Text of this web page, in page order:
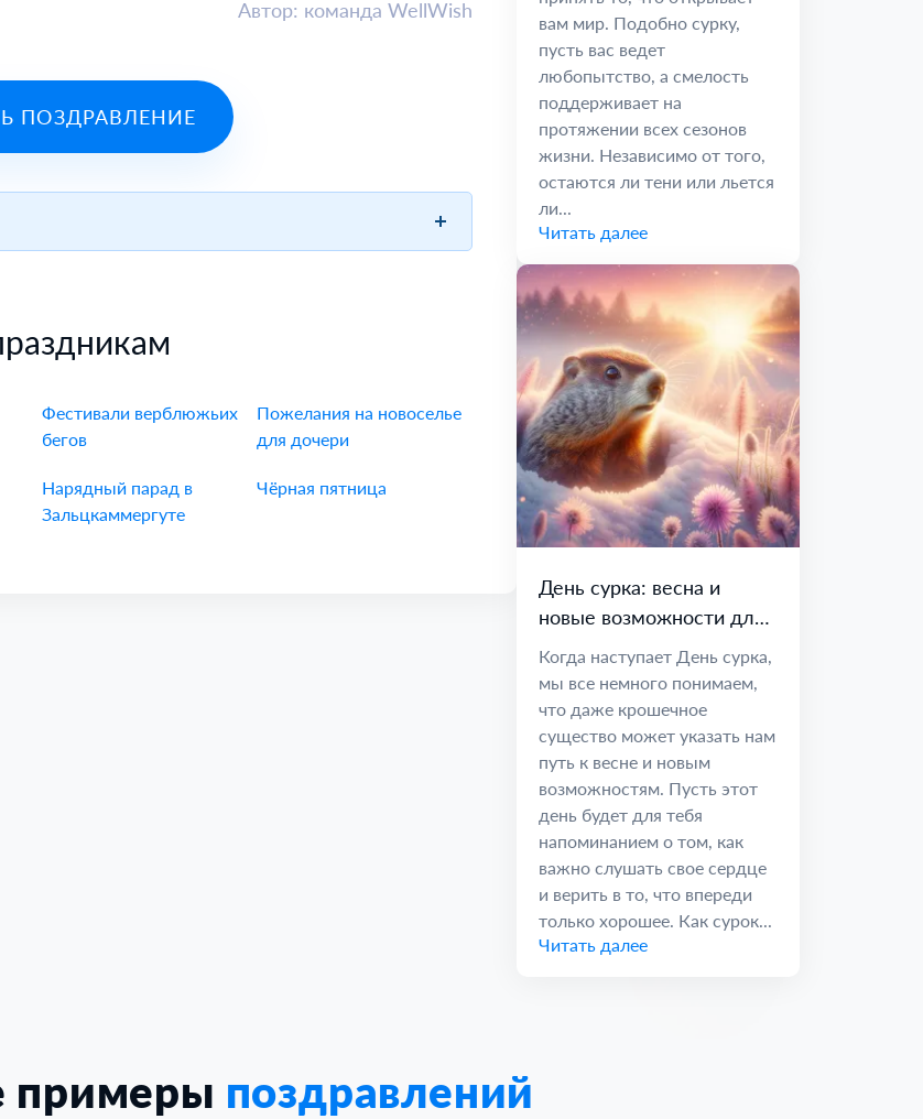
Автор: команда WellWish
ПОЗДРАВЛЕНИЕ
Фестивали верблюжьих
бегов
Пожелания на новоселье
для дочери
Нарядный парад в
Зальцкаммергуте
Чёрная пятница
вам мир. Подобно сурку,
пусть вас ведет
любопытство, а смелость
поддерживает на
протяжении всех сезонов
жизни. Независимо от того,
остаются ли тени или льется
ли...
Читать далее
День сурка: весна и
новые возможности для
счастья
Когда наступает День сурка,
мы все немного понимаем,
что даже крошечное
существо может указать нам
путь к весне и новым
возможностям. Пусть этот
день будет для тебя
напоминанием о том, как
важно слушать свое сердце
и верить в то, что впереди
только хорошее. Как сурок...
Читать далее
примеры поздравлений